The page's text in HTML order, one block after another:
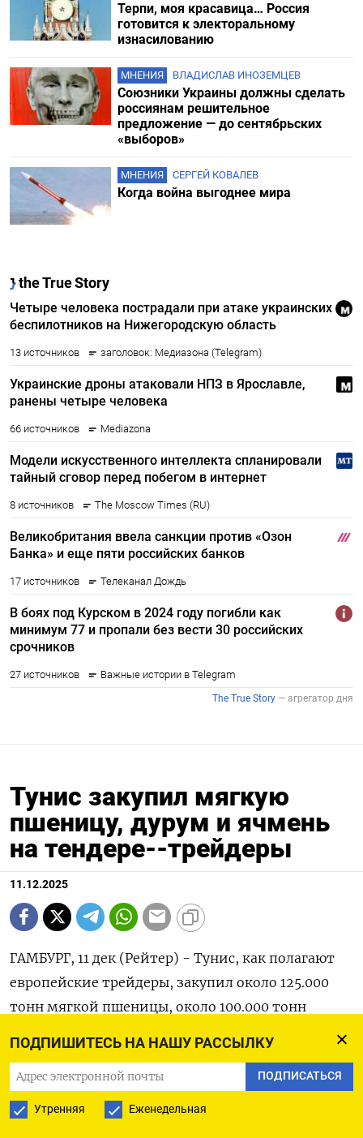
Терпи, моя красавица… Россия
готовится к электоральному
изнасилованию
МНЕНИЯ ВЛАДИСЛАВ ИНОЗЕМЦЕВ
Союзники Украины должны сделать
россиянам решительное
предложение — до сентябрьских
«выборов»
МНЕНИЯ СЕРГЕЙ КОВАЛЕВ
Когда война выгоднее мира
ПОДПИШИТЕСЬ НА НАШУ РАССЫЛКУ
ПОДПИСАТЬСЯ
Утренняя Еженедельная
Тунис закупил мягкую
пшеницу, дурум и ячмень
на тендере--трейдеры
11.12.2025
ГАМБУРГ, 11 дек (Рейтер) - Тунис, как полагают
европейские трейдеры, закупил около 125.000
тонн мягкой пшеницы, около 100.000 тонн
твердой пшеницы (дурума) и около 125.000 тонн
фуражного ячменя в рамках международного
тендера в четверг.
По их информации, самая низкая цена покупки